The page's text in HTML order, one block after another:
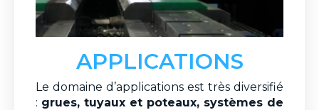
APPLICATIONS
Le domaine d’applications est très diversifié
: grues, tuyaux et poteaux, systèmes de